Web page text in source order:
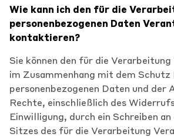
Wie kann ich den für die
personenbezogenen Daten
kontaktieren?
Sie können den für die
im Zusammenhang mit dem Schutz
personenbezogenen Daten und der
Rechte, einschließlich des
Einwilligung, durch ein Schreiben
Sitzes des für die Verarbeitung